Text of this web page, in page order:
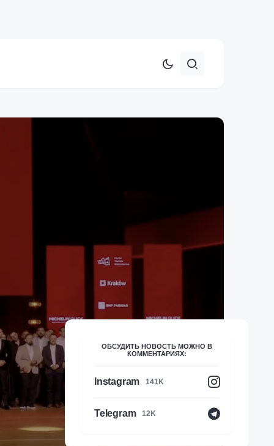
ОБСУДИТЬ НОВОСТЬ МОЖНО В
КОММЕНТАРИЯХ:
Instagram 141K
Telegram 12K